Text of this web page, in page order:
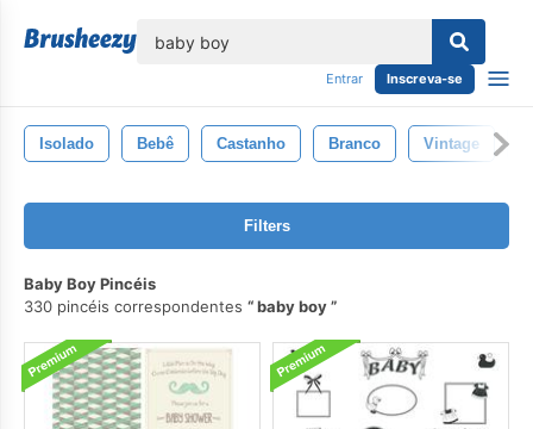
Entrar Inscreva-se
Isolado Bebê Castanho Branco Vintage
Filters
Baby Boy Pincéis
330 pincéis correspondentes
baby boy